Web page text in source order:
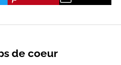
de coeur